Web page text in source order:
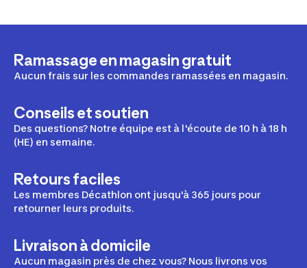
Ramassage en magasin gratuit
Aucun frais sur les commandes ramassées en magasin.
Conseils et soutien
Des questions? Notre équipe est à l'écoute de 10 h à 18 h
(HE) en semaine.
Retours faciles
Les membres Décathlon ont jusqu'à 365 jours pour
retourner leurs produits.
Livraison à domicile
Aucun magasin près de chez vous? Nous livrons vos